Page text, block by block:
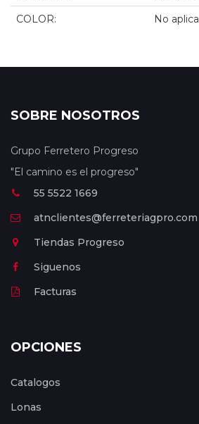
COLOR: No aplica
SOBRE NOSOTROS
Grupo Ferretero Progreso
"El camino es el progreso"
55 5522 1669
atnclientes@ferreteriagpro.com
Tiendas Progreso
Siguenos
Facturas
OPCIONES
Catalogos
Lonas